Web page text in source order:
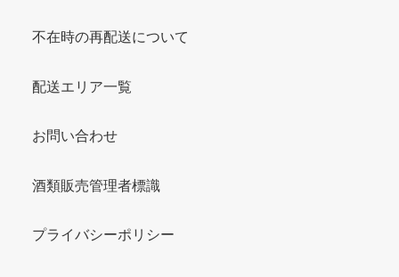
不在時の再配送について
配送エリア一覧
お問い合わせ
酒類販売管理者標識
プライバシーポリシー